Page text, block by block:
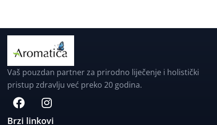
Vaš pouzdan partner za prirodno liječenje i holistički
pristup zdravlju već preko 20 godina.
F
a
c
I
n
s
Brzi linkovi